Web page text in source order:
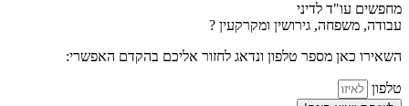
מחפשים עו"ד לדיני
עבודה, משפחה, גירושין ומקרקעין ?
השאירו כאן מספר טלפון ונדאג לחזור אליכם בהקדם האפשרי:
טלפון